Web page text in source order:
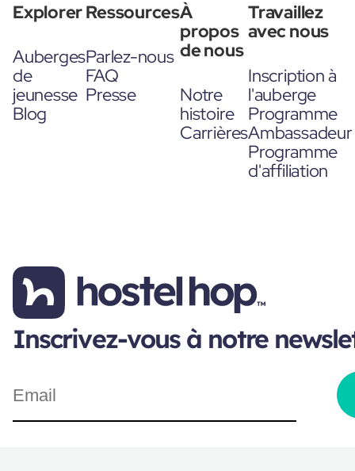
Explorer
Auberges
de
jeunesse
Blog
Ressources
Parlez-nous
FAQ
Presse
À
propos
de nous
Notre
histoire
Carrières
Travaillez
avec nous
Inscription à
l'auberge
Programme
Ambassadeur
Programme
d'affiliation
Inscrivez-vous à notre